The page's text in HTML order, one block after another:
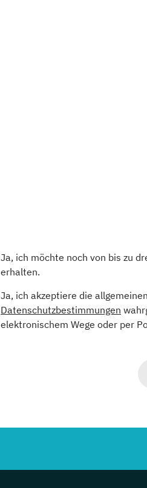
Ja, ich möchte noch von bis zu
erhalten.
Ja, ich akzeptiere die allgemeinen
Datenschutzbestimmungen
elektronischem Wege oder per